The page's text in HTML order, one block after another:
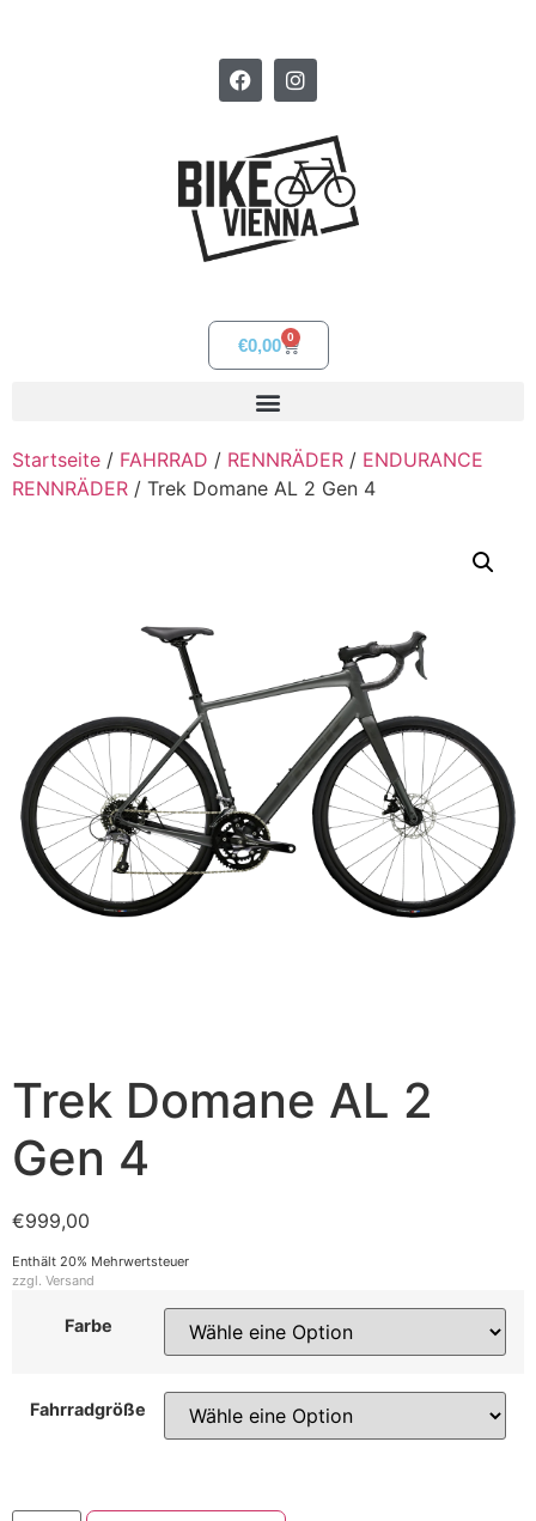
€0,00 0
Startseite / FAHRRAD / RENNRÄDER / ENDURANCE
RENNRÄDER / Trek Domane AL 2 Gen 4
Trek Domane AL 2
Gen 4
€999,00
Enthält 20% Mehrwertsteuer
zzgl. Versand
Farbe
Fahrradgröße